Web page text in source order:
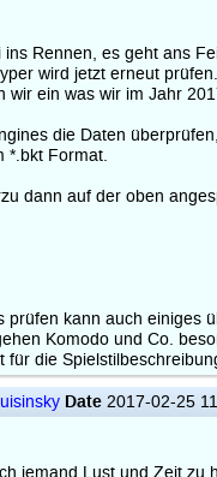
Rennen, es geht ans
wird jetzt erneut prüfen.
wir ein was wir im Jahr
die Daten
*.bkt Format.
dann auf der oben
prüfen kann auch einiges
Komodo und Co.
für die
Date 2017-02-25
jemand Lust und Zeit zu